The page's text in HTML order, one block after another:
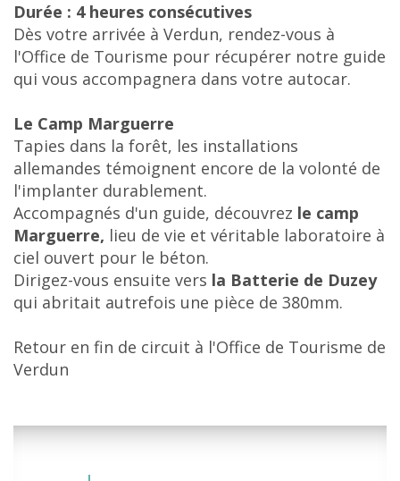
Durée : 4 heures consécutives
Dès votre arrivée à Verdun, rendez-vous à
l'Office de Tourisme pour récupérer notre guide
qui vous accompagnera dans votre autocar.
Le Camp Marguerre
Tapies dans la forêt, les installations
allemandes témoignent encore de la volonté de
l'implanter durablement.
Accompagnés d'un guide, découvrez le camp
Marguerre, lieu de vie et véritable laboratoire à
ciel ouvert pour le béton.
Dirigez-vous ensuite vers la Batterie de Duzey
qui abritait autrefois une pièce de 380mm.
Retour en fin de circuit à l'Office de Tourisme de
Verdun